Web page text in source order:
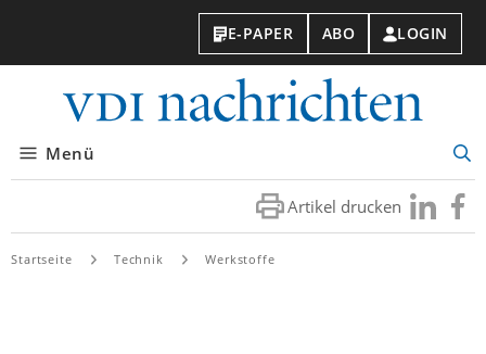
E-PAPER ABO LOGIN
Menü
Artikel drucken Besuchen
Sie
Sie
Startseite Technik Werkstoffe